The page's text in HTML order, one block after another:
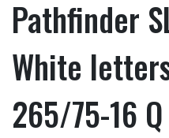
Pathfinder
White
265/75-16 Q